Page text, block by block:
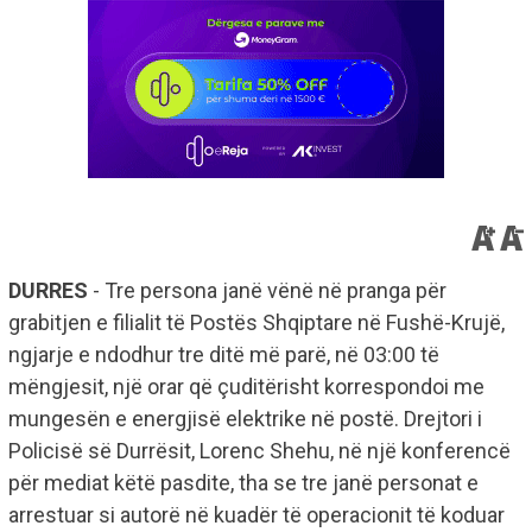
DURRES - Tre persona janë vënë në pranga për
grabitjen e filialit të Postës Shqiptare në Fushë-Krujë,
ngjarje e ndodhur tre ditë më parë, në 03:00 të
mëngjesit, një orar që çuditërisht korrespondoi me
mungesën e energjisë elektrike në postë. Drejtori i
Policisë së Durrësit, Lorenc Shehu, në një konferencë
për mediat këtë pasdite, tha se tre janë personat e
arrestuar si autorë në kuadër të operacionit të koduar